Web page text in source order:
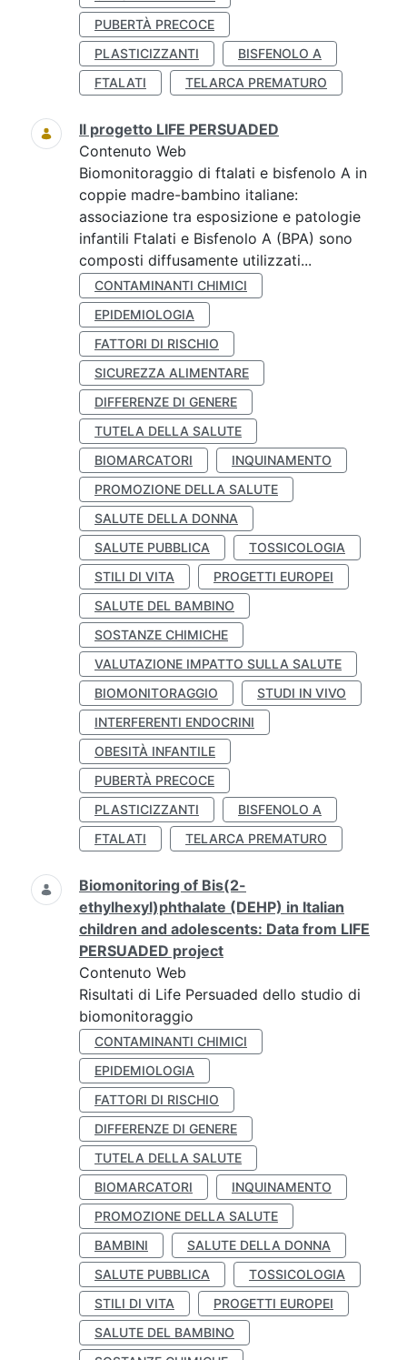
PUBERTÀ PRECOCE
PLASTICIZZANTI
BISFENOLO A
FTALATI
TELARCA PREMATURO
Il progetto LIFE PERSUADED
Contenuto Web
Biomonitoraggio di ftalati e bisfenolo A in
coppie madre-bambino italiane:
associazione tra esposizione e patologie
infantili Ftalati e Bisfenolo A (BPA) sono
composti diffusamente utilizzati...
CONTAMINANTI CHIMICI
EPIDEMIOLOGIA
FATTORI DI RISCHIO
SICUREZZA ALIMENTARE
DIFFERENZE DI GENERE
TUTELA DELLA SALUTE
BIOMARCATORI
INQUINAMENTO
PROMOZIONE DELLA SALUTE
SALUTE DELLA DONNA
SALUTE PUBBLICA
TOSSICOLOGIA
STILI DI VITA
PROGETTI EUROPEI
SALUTE DEL BAMBINO
SOSTANZE CHIMICHE
VALUTAZIONE IMPATTO SULLA SALUTE
BIOMONITORAGGIO
STUDI IN VIVO
INTERFERENTI ENDOCRINI
OBESITÀ INFANTILE
PUBERTÀ PRECOCE
PLASTICIZZANTI
BISFENOLO A
FTALATI
TELARCA PREMATURO
Biomonitoring of Bis(2-
ethylhexyl)phthalate (DEHP) in Italian
children and adolescents: Data from LIFE
PERSUADED project
Contenuto Web
Risultati di Life Persuaded dello studio di
biomonitoraggio
CONTAMINANTI CHIMICI
EPIDEMIOLOGIA
FATTORI DI RISCHIO
DIFFERENZE DI GENERE
TUTELA DELLA SALUTE
BIOMARCATORI
INQUINAMENTO
PROMOZIONE DELLA SALUTE
BAMBINI
SALUTE DELLA DONNA
SALUTE PUBBLICA
TOSSICOLOGIA
STILI DI VITA
PROGETTI EUROPEI
SALUTE DEL BAMBINO